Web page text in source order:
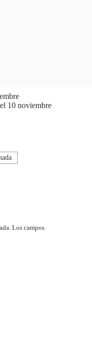
10 noviembre
Los campos